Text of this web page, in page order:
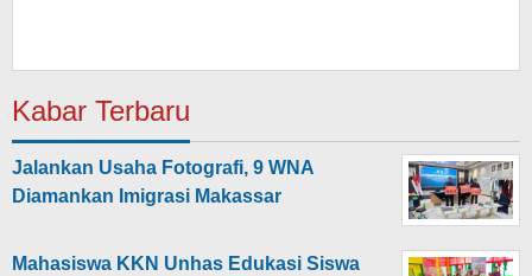
Kabar Terbaru
Jalankan Usaha Fotografi, 9 WNA
Diamankan Imigrasi Makassar
Mahasiswa KKN Unhas Edukasi Siswa